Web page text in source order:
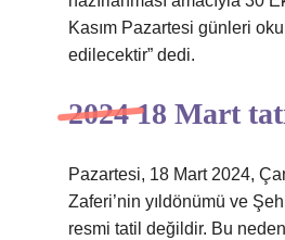
Kasım Pazartesi günleri
edilecektir” dedi.
2024 18 Mart
Pazartesi, 18 Mart 2024,
Zaferi’nin yıldönümü ve
resmi tatil değildir. Bu